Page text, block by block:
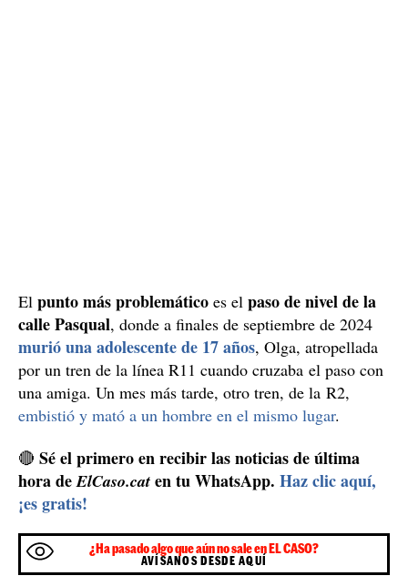
El punto más problemático es el paso de nivel de la
calle Pasqual, donde a finales de septiembre de 2024
murió una adolescente de 17 años, Olga, atropellada
por un tren de la línea R11 cuando cruzaba el paso con
una amiga. Un mes más tarde, otro tren, de la R2,
embistió y mató a un hombre en el mismo lugar.
🔴 Sé el primero en recibir las noticias de última
hora deElCaso.cat en tu WhatsApp. Haz clic aquí,
¡es gratis!
¿Ha pasado algo que aún no sale en EL CASO?
AVÍSANOS DESDE AQUÍ